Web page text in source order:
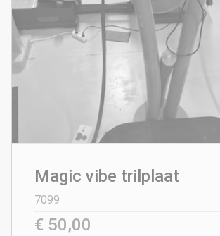
Magic vibe trilplaat
7099
€ 50,00